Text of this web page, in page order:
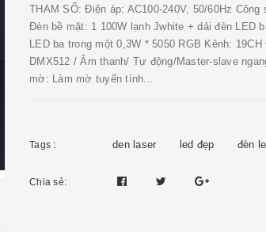
THAM SỐ: Điện áp: AC100-240V, 50/60Hz
Đèn bề mặt: 1 100W lạnh Jwhite + dải đèn LED
LED ba trong một 0,3W * 5050 RGB Kênh: 19CH
DMX512 / Âm thanh/ Tự động/Master-slave
mờ: Làm mờ tuyến tính...
Tags : den laser led đẹp đèn
Chia sẻ: